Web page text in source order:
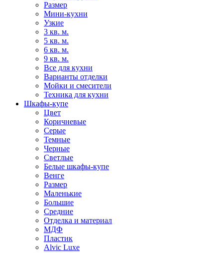
Размер
Мини-кухни
Узкие
3 кв. м.
5 кв. м.
6 кв. м.
9 кв. м.
Все для кухни
Варианты отделки
Мойки и смесители
Техника для кухни
Шкафы-купе
Цвет
Коричневые
Серые
Темные
Черные
Светлые
Белые шкафы-купе
Венге
Размер
Маленькие
Большие
Средние
Отделка и материал
МДФ
Пластик
Alvic Luxe